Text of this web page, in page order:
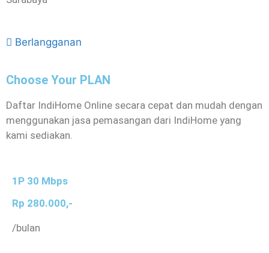
Berlangganan
Choose Your PLAN
Daftar IndiHome Online secara cepat dan mudah dengan
menggunakan jasa pemasangan dari IndiHome yang
kami sediakan.
1P 30 Mbps
Rp 280.000,-
/bulan